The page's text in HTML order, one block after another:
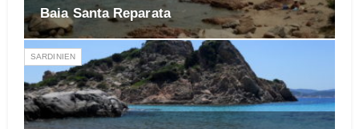
Baia Santa Reparata
SARDINIEN